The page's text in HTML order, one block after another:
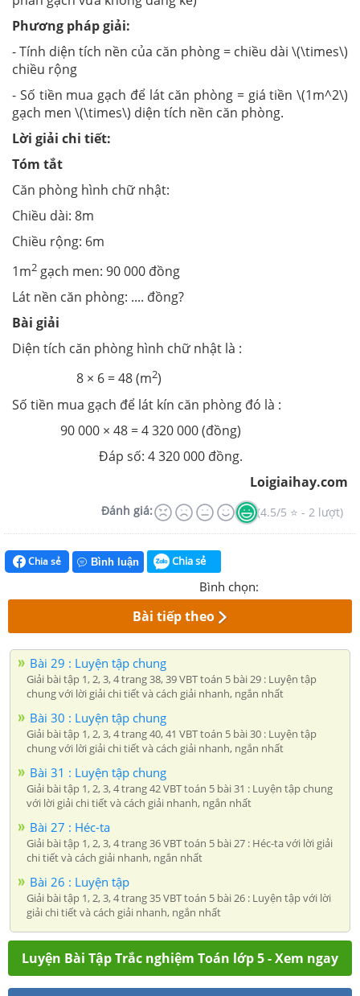
Phương pháp giải:
- Tính diện tích nền của căn phòng = chiều dài \(\times\)
chiều rộng
- Số tiền mua gạch để lát căn phòng = giá tiền \(1m^2\)
gạch men \(\times\) diện tích nền căn phòng.
Lời giải chi tiết:
Tóm tắt
Căn phòng hình chữ nhật:
Chiều dài: 8m
Chiều rộng: 6m
1m2 gạch men: 90 000 đồng
Lát nền căn phòng: .... đồng?
Bài giải
Diện tích căn phòng hình chữ nhật là :
8 × 6 = 48 (m2)
Số tiền mua gạch để lát kín căn phòng đó là :
90 000 × 48 = 4 320 000 (đồng)
Đáp số: 4 320 000 đồng.
Loigiaihay.com
Đánh giá: (4.5/5 ⭐ - 2 lượt)
Chia sẻ Bình luận Chia sẻ
Bình chọn:
Bài tiếp theo
Bài 29 : Luyện tập chung
Giải bài tập 1, 2, 3, 4 trang 38, 39 VBT toán 5 bài 29 : Luyện tập
chung với lời giải chi tiết và cách giải nhanh, ngắn nhất
Bài 30 : Luyện tập chung
Giải bài tập 1, 2, 3, 4 trang 40, 41 VBT toán 5 bài 30 : Luyện tập
chung với lời giải chi tiết và cách giải nhanh, ngắn nhất
Bài 31 : Luyện tập chung
Giải bài tập 1, 2, 3, 4 trang 42 VBT toán 5 bài 31 : Luyện tập chung
với lời giải chi tiết và cách giải nhanh, ngắn nhất
Bài 27 : Héc-ta
Giải bài tập 1, 2, 3, 4 trang 36 VBT toán 5 bài 27 : Héc-ta với lời giải
chi tiết và cách giải nhanh, ngắn nhất
Bài 26 : Luyện tập
Giải bài tập 1, 2, 3, 4 trang 35 VBT toán 5 bài 26 : Luyện tập với lời
giải chi tiết và cách giải nhanh, ngắn nhất
Luyện Bài Tập Trắc nghiệm Toán lớp 5 - Xem ngay